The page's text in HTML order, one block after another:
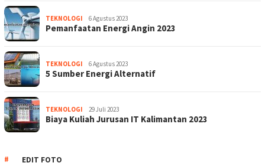
TEKNOLOGI 6 Agustus 2023
Pemanfaatan Energi Angin 2023
TEKNOLOGI 6 Agustus 2023
5 Sumber Energi Alternatif
TEKNOLOGI 29 Juli 2023
Biaya Kuliah Jurusan IT Kalimantan 2023
EDIT FOTO